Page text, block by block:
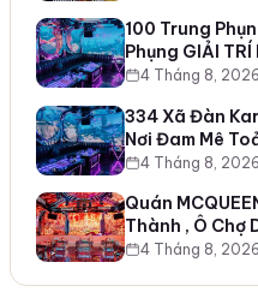
100 Trung
Phụng GIẢI
4 Tháng 8, 2026
334 Xã Đàn
Nơi Đam Mê
4 Tháng 8, 2026
Quán
Thành , Ô Chợ
4 Tháng 8, 2026